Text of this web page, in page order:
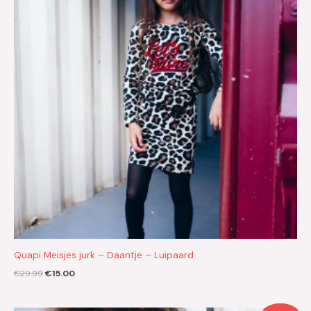
Quapi Meisjes jurk – Daantje – Luipaard
€29.99€15.00